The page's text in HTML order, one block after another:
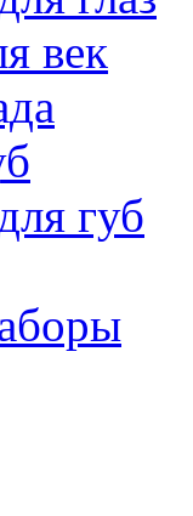
век
губ